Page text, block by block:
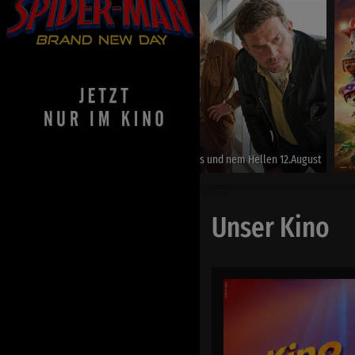
Bayrischer Abend mit Leberkäs und nem Hellen 12.August
Unser Kino